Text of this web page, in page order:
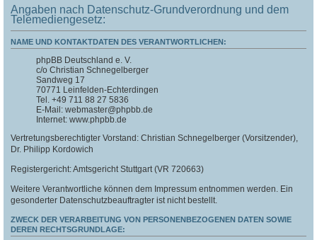
Angaben nach Datenschutz-Grundverordnung und dem
Telemediengesetz:
NAME UND KONTAKTDATEN DES VERANTWORTLICHEN:
phpBB Deutschland e. V.
c/o Christian Schnegelberger
Sandweg 17
70771 Leinfelden-Echterdingen
Tel. +49 711 88 27 5836
E-Mail: webmaster@phpbb.de
Internet: www.phpbb.de
Vertretungsberechtigter Vorstand: Christian Schnegelberger (Vorsitzender),
Dr. Philipp Kordowich
Registergericht: Amtsgericht Stuttgart (VR 720663)
Weitere Verantwortliche können dem Impressum entnommen werden. Ein
gesonderter Datenschutzbeauftragter ist nicht bestellt.
ZWECK DER VERARBEITUNG VON PERSONENBEZOGENEN DATEN SOWIE
DEREN RECHTSGRUNDLAGE: